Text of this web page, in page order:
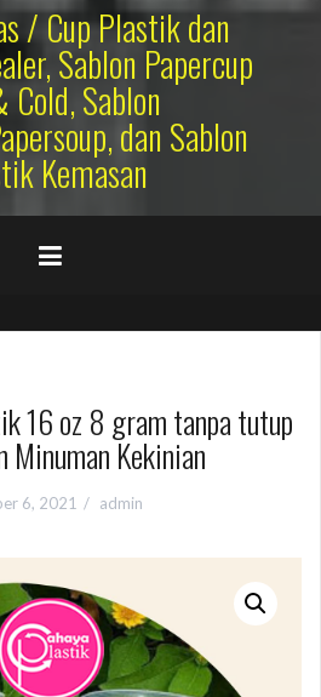
/ Cup Plastik dan
Sablon Papercup
Cold, Sablon
dan Sablon
Kemasan
16 oz 8 gram tanpa tutup
Minuman Kekinian
6, 2021 admin